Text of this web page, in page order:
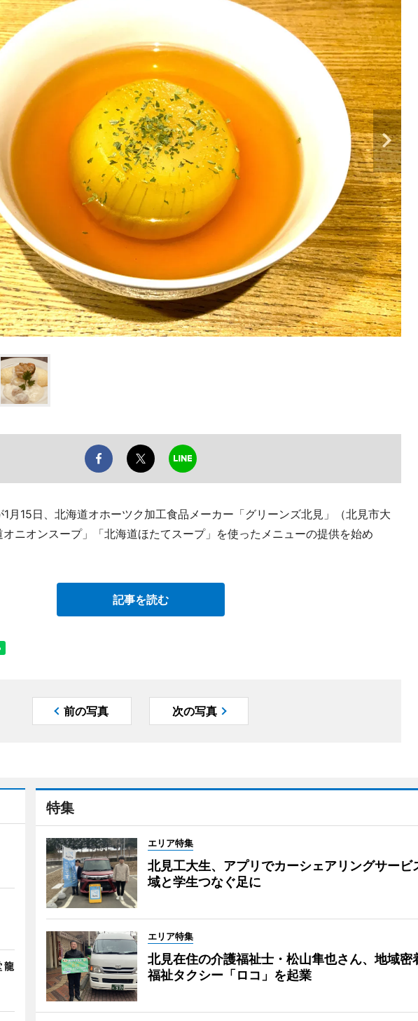
月15日、北海道オホーツク加工食品メーカー「グリーンズ北見」（北見市大
ニオンスープ」「北海道ほたてスープ」を使ったメニューの提供を始め
記事を読む
前の写真 次の写真
特集
エリア特集
北見工大生、アプリでカーシェアリングサー
域と学生つなぐ足に
エリア特集
北見在住の介護福祉士・松山隼也さん、地域密
福祉タクシー「ロコ」を起業
龍